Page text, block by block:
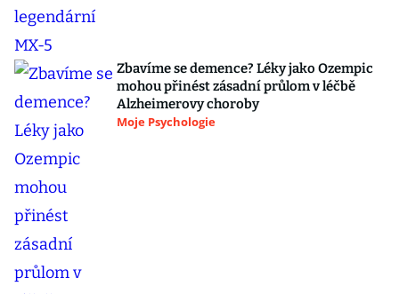
Zbavíme se demence? Léky jako Ozempic
mohou přinést zásadní průlom v léčbě
Alzheimerovy choroby
Moje Psychologie